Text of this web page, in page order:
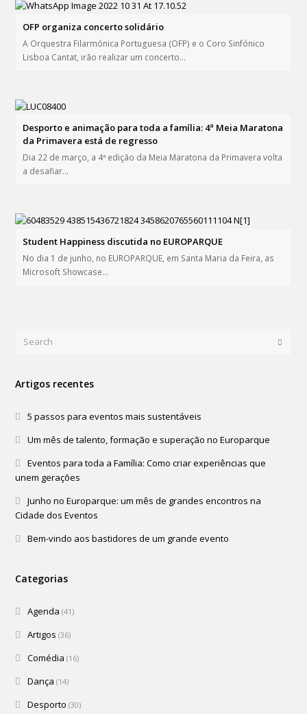
OFP organiza concerto solidário
A Orquestra Filarmónica Portuguesa (OFP) e o Coro Sinfónico
Lisboa Cantat, irão realizar um concerto…
Desporto e animação para toda a família: 4ª Meia Maratona
da Primavera está de regresso
Dia 22 de março, a 4ª edição da Meia Maratona da Primavera volta
a desafiar…
Student Happiness discutida no EUROPARQUE
No dia 1 de junho, no EUROPARQUE, em Santa Maria da Feira, as
Microsoft Showcase…
Artigos recentes
5 passos para eventos mais sustentáveis
Um mês de talento, formação e superação no Europarque
Eventos para toda a Família: Como criar experiências que
unem gerações
Junho no Europarque: um mês de grandes encontros na
Cidade dos Eventos
Bem-vindo aos bastidores de um grande evento
Categorias
Agenda (41)
Artigos (36)
Comédia (16)
Dança (14)
Desporto (30)